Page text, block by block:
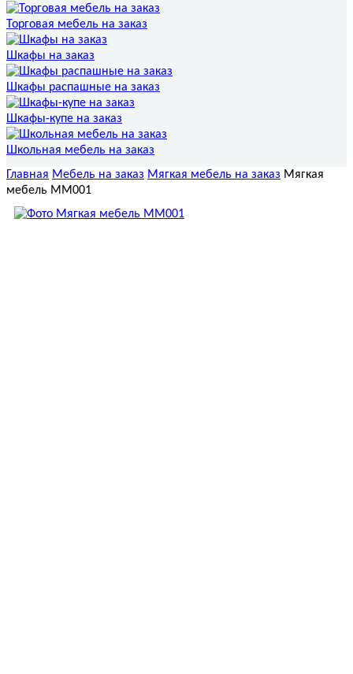
Торговая мебель на заказ
Шкафы на заказ
Шкафы распашные на заказ
Шкафы-купе на заказ
Школьная мебель на заказ
Главная Мебель на заказ Мягкая мебель на заказ Мягкая
мебель ММ001